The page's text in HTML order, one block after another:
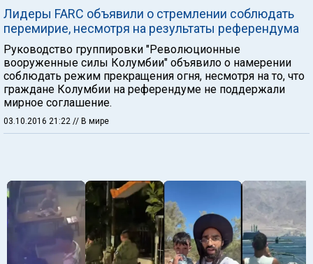
Лидеры FARC объявили о стремлении соблюдать
перемирие, несмотря на результаты референдума
Руководство группировки "Революционные
вооруженные силы Колумбии" объявило о намерении
соблюдать режим прекращения огня, несмотря на то, что
граждане Колумбии на референдуме не поддержали
мирное соглашение.
03.10.2016 21:22 // В мире